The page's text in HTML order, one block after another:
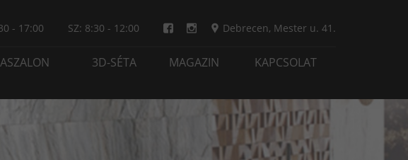
- 17:00 SZ: 8:30 - 12:00 Debrecen, Mester u. 41.
3D-SÉTA MAGAZIN KAPCSOLAT